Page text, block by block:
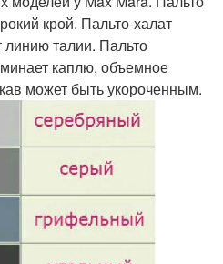
крой. Пальто-халат
линию талии. Пальто
каплю, объемное
может быть укороченным.